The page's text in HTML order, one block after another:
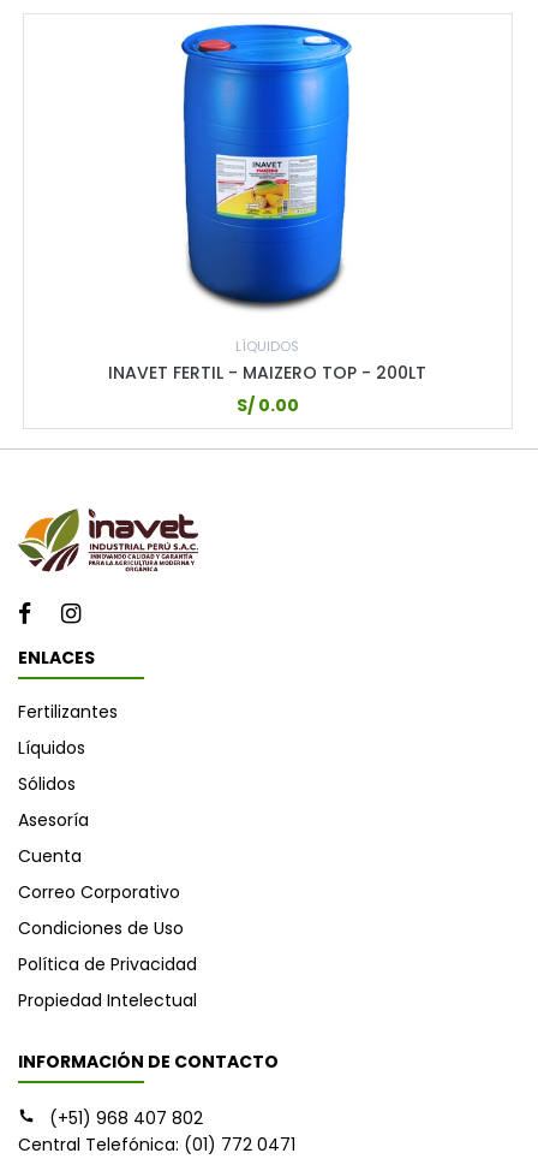
LÍQUIDOS
INAVET FERTIL - MAIZERO TOP - 200LT
S/ 0.00
ENLACES
Fertilizantes
Líquidos
Sólidos
Asesoría
Cuenta
Correo Corporativo
Condiciones de Uso
Política de Privacidad
Propiedad Intelectual
INFORMACIÓN DE CONTACTO
(+51) 968 407 802
Central Telefónica: (01) 772 0471